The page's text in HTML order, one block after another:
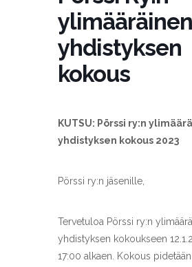
ylimääräinen
yhdistyksen
kokous
KUTSU: Pörssi ry:n
yhdistyksen kokous 2023
Pörssi ry:n jäsenille,
Tervetuloa Pörssi ry:n
yhdistyksen kokoukseen
17:00 alkaen. Kokous